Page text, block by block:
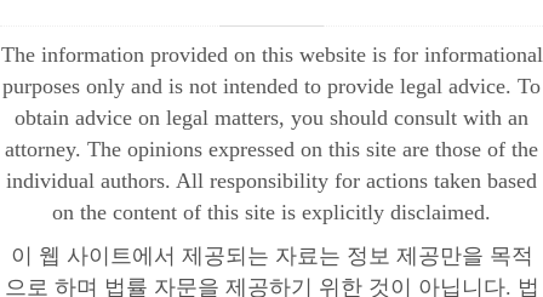
The information provided on this website is for informational
purposes only and is not intended to provide legal advice. To
obtain advice on legal matters, you should consult with an
attorney. The opinions expressed on this site are those of the
individual authors. All responsibility for actions taken based
on the content of this site is explicitly disclaimed.
이 웹 사이트에서 제공되는 자료는 정보 제공만을 목적
으로 하며 법률 자문을 제공하기 위한 것이 아닙니다. 법